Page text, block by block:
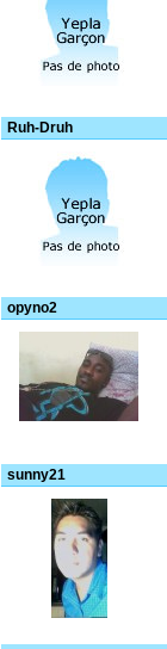
Ruh-Druh
opyno2
sunny21